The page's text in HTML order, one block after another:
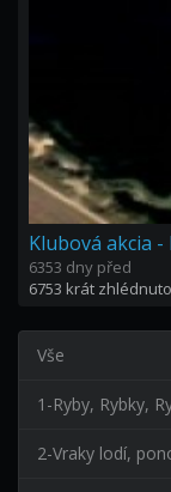
Klubová akcia
6353 dny před
6753 krát zhlédnuto
Vše
1-Ryby, Rybky,
2-Vraky lodí,